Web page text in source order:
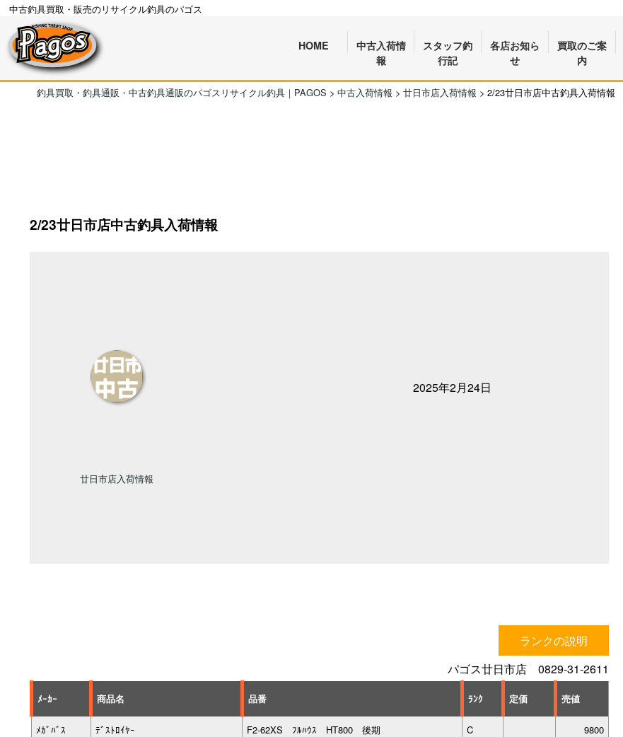
中古釣具買取・販売のリサイクル釣具のパゴス
HOME
中古入荷情
報
スタッフ釣
行記
各店お知ら
せ
買取のご案
内
釣具買取・釣具通販・中古釣具通販のパゴスリサイクル釣具｜PAGOS > 中古入荷情報 > 廿日市店入荷情報 > 2/23廿日市店中古釣具入荷情報
2/23廿日市店中古釣具入荷情報
廿日市店入荷情報
2025年2月24日
ランクの説明
パゴス廿日市店 0829-31-2611
ﾒｰｶｰ 商品名 品番 ﾗﾝｸ 定価 売値
ﾒｶﾞﾊﾞｽ ﾃﾞｽﾄﾛｲﾔｰ F2-62XS ﾌﾙﾊｳｽ HT800 後期 C 9800